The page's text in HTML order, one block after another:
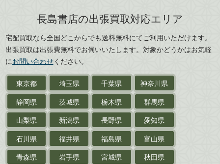
刀剣・鎧・甲冑
武道書・武術書
近代文学・
サイン色紙
作家草稿・原稿・肉筆物
探偵小説・推理小説
乗物
鉄道・
電車・バス
島根県
岡山県
徳島県
香川県
愛媛県
長島書店の出張買取対応エリア
宅配買取なら全国どこからでも送料無料にてご利用いただけます。
出張買取は出張費無料でお伺いいたします。対象かどうかはお気軽
にお問い合わせください。
東京都 埼玉県 千葉県
神奈川県
静岡県
茨城県 栃木県
群馬県
山梨県
新潟県 長野県
愛知県
石川県
福井県 福島県
富山県
青森県
岩手県 宮城県
秋田県